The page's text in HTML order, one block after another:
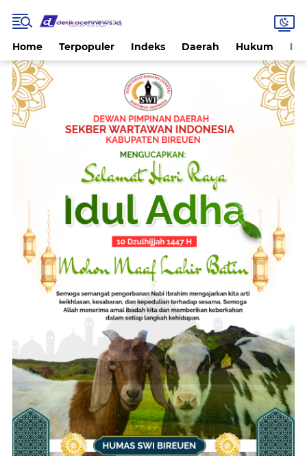
Home Terpopuler Indeks Daerah Hukum